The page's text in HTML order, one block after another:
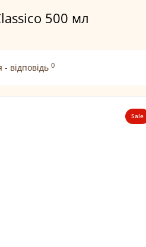
500 мл
відповідь 0
Sale